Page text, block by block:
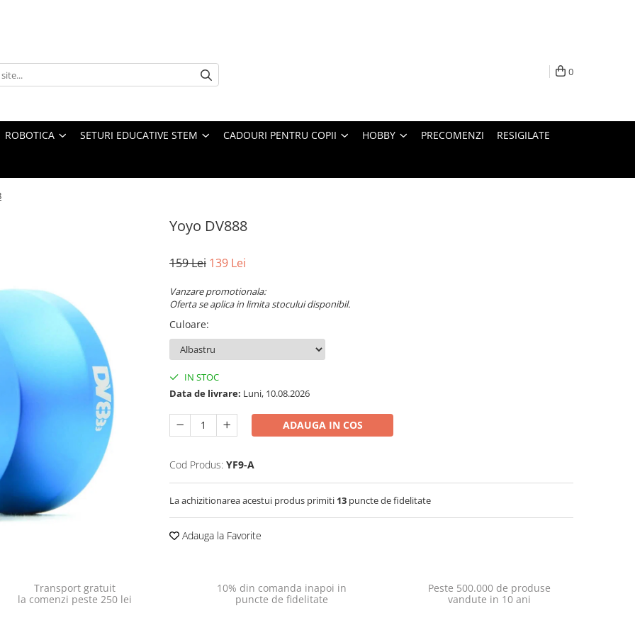
0
ROBOTICA SETURI EDUCATIVE STEM CADOURI PENTRU COPII HOBBY PRECOMENZI RESIGILATE
Yoyo DV888
159 Lei 139 Lei
Vanzare promotionala:
Oferta se aplica in limita stocului disponibil.
Culoare:
IN STOC
Data de livrare: Luni, 10.08.2026
ADAUGA IN COS
Cod Produs: YF9-A
La achizitionarea acestui produs primiti 13 puncte de fidelitate
Adauga la Favorite
Transport gratuit
la comenzi peste 250 lei
10% din comanda inapoi in
puncte de fidelitate
Peste 500.000 de produse
vandute in 10 ani